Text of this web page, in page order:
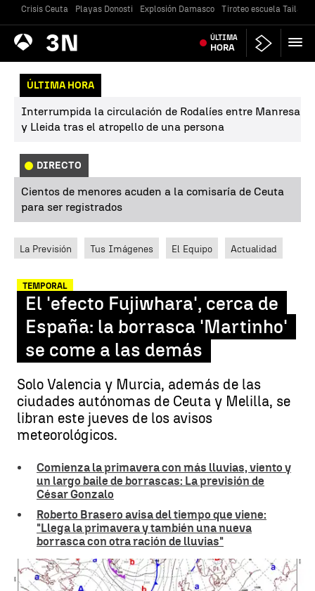
Crisis Ceuta Playas Donosti Explosión Damasco Tiroteo escuela
Antena
3 Noticias ÚLTIMA
HORA
ÚLTIMA HORA
Interrumpida la circulación de Rodalíes entre Manresa
y Lleida tras el atropello de una persona
DIRECTO
Cientos de menores acuden a la comisaría de Ceuta
para ser registrados
La Previsión Tus Imágenes El Equipo Actualidad
TEMPORAL
El 'efecto Fujiwhara', cerca de
España: la borrasca 'Martinho'
se come a las demás
Solo Valencia y Murcia, además de las
ciudades autónomas de Ceuta y Melilla, se
libran este jueves de los avisos
meteorológicos.
Comienza la primavera con más lluvias, viento y
un largo baile de borrascas: La previsión de
César Gonzalo
Roberto Brasero avisa del tiempo que viene:
"Llega la primavera y también una nueva
borrasca con otra ración de lluvias"